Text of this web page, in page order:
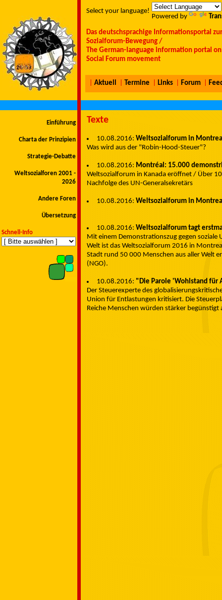
Select your language!
Powered by
Das deutschsprachige Informationsportal
Sozialforum-Bewegung /
The German-language information portal
Social Forum movement
Aktuell Termine Links Forum
Einführung
Charta der Prinzipien
Strategie-Debatte
Weltsozialforen 2001 -
2026
Andere Foren
Übersetzung
Schnell-Info
Texte
10.08.2016: Weltsozialforum in
Was wird aus der "Robin-Hood-Steuer"?
10.08.2016: Montréal: 15.000
Weltsozialforum in Kanada eröffnet / Über
Nachfolge des UN-Generalsekretärs
10.08.2016: Weltsozialforum in
10.08.2016: Weltsozialforum tagt
Mit einem Demonstrationszug gegen soziale
Welt ist das Weltsozialforum 2016 in
Stadt rund 50 000 Menschen aus aller Welt
(NGO).
10.08.2016: "Die Parole 'Wohlstand für
Der Steuerexperte des
Union für Entlastungen kritisiert. Die
Reiche Menschen würden stärker begünstigt